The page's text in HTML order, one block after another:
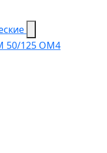
50/125 OM4